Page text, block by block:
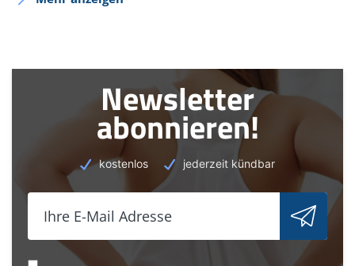
Online-Information der Deutschen Rheuma-Liga: Was
München: Systemische Sklerodermie:
www.klinikum.uni-muenchen.de/Klinik-und-Poliklinik-
fuer-Dermatologie-und-
Allergologie/de/AbteilungenSprechstunden/
(Abruf: 04/2021)
Online-Information der Deutschen Gesellschaft für
Ernährung e.V.: Vollwertig essen und trinken nach den
10 Regeln der DGE:
ernaehrung/10-regeln-der-dge/?L=0
(Abruf: 04/2021)
Newsletter
abonnieren!
kostenlos jederzeit kündbar